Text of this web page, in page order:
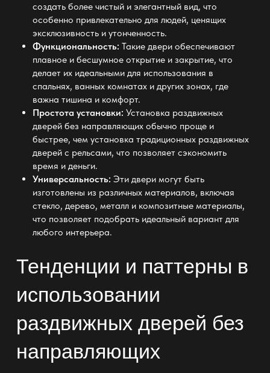
создать более чистый и элегантный вид, что
особенно привлекательно для людей, ценящих
эксклюзивность и утонченность.
Функциональность: Такие двери обеспечивают
плавное и бесшумное открытие и закрытие, что
делает их идеальными для использования в
спальнях, ванных комнатах и других зонах, где
важна тишина и комфорт.
Простота установки: Установка раздвижных
дверей без направляющих обычно проще и
быстрее, чем установка традиционных раздвижных
дверей с рельсами, что позволяет сэкономить
время и деньги.
Универсальность: Эти двери могут быть
изготовлены из различных материалов, включая
стекло, дерево, металл и композитные материалы,
что позволяет подобрать идеальный вариант для
любого интерьера.
Тенденции и паттерны в
использовании
раздвижных дверей без
направляющих